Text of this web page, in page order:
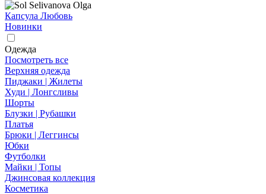
Капсула Любовь
Новинки
Одежда
Посмотреть все
Верхняя одежда
Пиджаки | Жилеты
Худи | Лонгсливы
Шорты
Блузки | Рубашки
Платья
Брюки | Леггинсы
Юбки
Футболки
Майки | Топы
Джинсовая коллекция
Косметика